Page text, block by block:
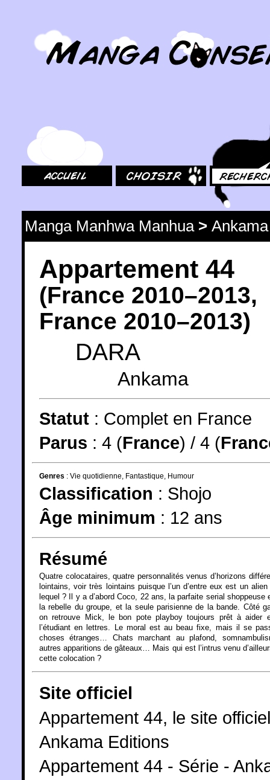
Manga Manhwa Manhua> Ankama
Appartement 44
(France 2010–2013,
France 2010–2013)
DARA
Ankama
Statut : Complet en France
Parus : 4 (France) / 4 (
Genres : Vie quotidienne Fantastique Humour
Classification : Shojo
Âge minimum : 12 ans
Résumé
Quatre colocataires, quatre personnalités venus d’horizons
lointains, voir très lointains puisque l’un d’entre eux est un
lequel ? Il y a d’abord Coco, 22 ans, la parfaite serial shoppeuse
la rebelle du groupe, et la seule parisienne de la bande. Côté
on retrouve Mick, le bon pote playboy toujours prêt à aider
l’étudiant en lettres. Le moral est au beau fixe, mais il se
choses étranges… Chats marchant au plafond,
autres apparitions de gâteaux… Mais qui est l’intrus venu
cette colocation ?
Site officiel
Appartement 44, le site
Ankama Editions
Appartement 44 - Série -